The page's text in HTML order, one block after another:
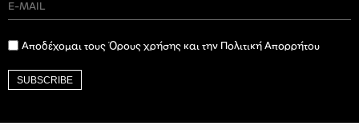
Αποδέχομαι τους Όρους χρήσης και την Πολιτική Απορρήτου
SUBSCRIBE